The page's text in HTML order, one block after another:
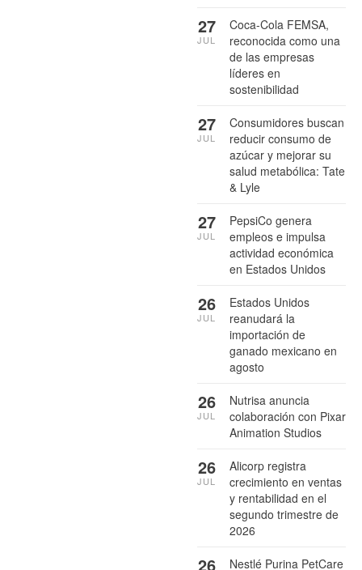
Coca-Cola FEMSA,
reconocida como una
de las empresas
líderes en
sostenibilidad
27
JUL
Consumidores buscan
reducir consumo de
azúcar y mejorar su
salud metabólica: Tate
& Lyle
27
JUL
PepsiCo genera
empleos e impulsa
actividad económica
en Estados Unidos
27
JUL
Estados Unidos
reanudará la
importación de
ganado mexicano en
agosto
26
JUL
Nutrisa anuncia
colaboración con Pixar
Animation Studios
26
JUL
Alicorp registra
crecimiento en ventas
y rentabilidad en el
segundo trimestre de
2026
26
JUL
Nestlé Purina PetCare
26